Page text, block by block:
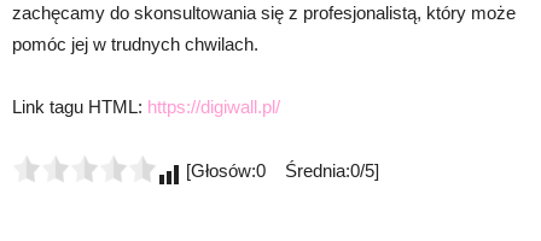
zachęcamy do skonsultowania się z profesjonalistą, który może
pomóc jej w trudnych chwilach.
Link tagu HTML: https://digiwall.pl/
[Głosów:0 Średnia:0/5]